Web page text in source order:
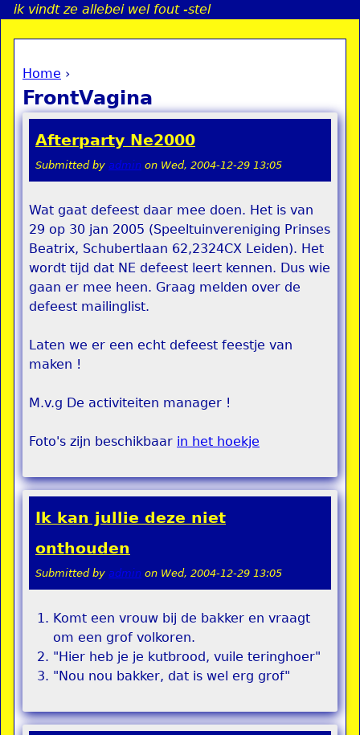
Jump to navigation
ik vindt ze allebei wel fout -stel
You are here
Home ›
FrontVagina
Afterparty Ne2000
Submitted by admin on Wed, 2004-12-29 13:05
Wat gaat defeest daar mee doen. Het is van
29 op 30 jan 2005 (Speeltuinvereniging Prinses
Beatrix, Schubertlaan 62,2324CX Leiden). Het
wordt tijd dat NE defeest leert kennen. Dus wie
gaan er mee heen. Graag melden over de
defeest mailinglist.
Laten we er een echt defeest feestje van
maken !
M.v.g De activiteiten manager !
Foto's zijn beschikbaar in het hoekje
Ik kan jullie deze niet
onthouden
Submitted by admin on Wed, 2004-12-29 13:05
Komt een vrouw bij de bakker en vraagt
om een grof volkoren.
"Hier heb je je kutbrood, vuile teringhoer"
"Nou nou bakker, dat is wel erg grof"